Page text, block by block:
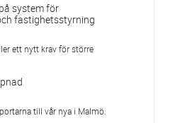
system för
fastighetsstyrning
ett nytt krav för större
till vår nya i Malmö.